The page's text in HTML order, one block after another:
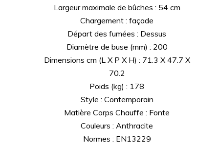
Largeur maximale de bûches : 54 cm
Chargement : façade
Départ des fumées : Dessus
Diamètre de buse (mm) : 200
Dimensions cm (L X P X H) : 71.3 X 47.7 X
70.2
Poids (kg) : 178
Style : Contemporain
Matière Corps Chauffe : Fonte
Couleurs : Anthracite
Normes : EN13229